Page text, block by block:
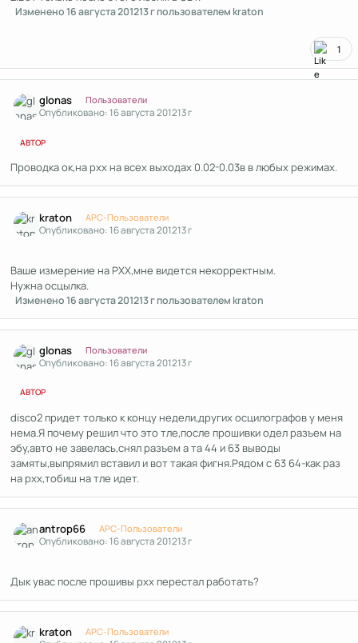
Изменено16 августа 201213 гпользователем kraton
1
glonas Пользователи
Опубликовано:16 августа 201213 г
АВТОР
Проводка ок,на рхх на всех выходах 0.02-0.03в в любых режимах.
kraton APC-Пользователи
Опубликовано:16 августа 201213 г
Ваше измерение на РХХ,мне видется некорректным.
Нужна осцылка.
Изменено16 августа 201213 гпользователем kraton
glonas Пользователи
Опубликовано:16 августа 201213 г
АВТОР
disco2 придет только к концу недели,других осцилографов у меня
нема.Я почему решил что это тле,после прошивки одел разъем на
эбу,авто не завелась,снял разъем а та 44 и 63 выводы
замяты,выпрямил вставил и вот такая фигня.Рядом с 63 64-как раз
на рхх,тобиш на тле идет.
antrop66 APC-Пользователи
Опубликовано:16 августа 201213 г
Дык увас после прошивы рхх перестал работать?
kraton APC-Пользователи